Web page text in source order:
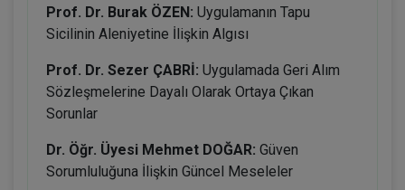
Prof. Dr. Burak ÖZEN: Uygulamanın Tapu
Sicilinin Aleniyetine İlişkin Algısı
Prof. Dr. Sezer ÇABRİ: Uygulamada Geri Alım
Sözleşmelerine Dayalı Olarak Ortaya Çıkan
Sorunlar
Dr. Öğr. Üyesi Mehmet DOĞAR: Güven
Sorumluluğuna İlişkin Güncel Meseleler